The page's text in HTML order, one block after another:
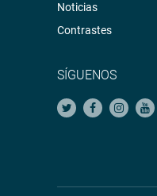
Noticias
Contrastes
SÍGUENOS